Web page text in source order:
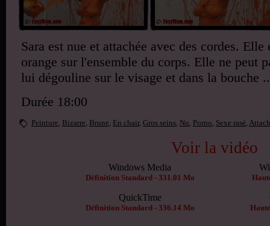
Sara est nue et attachée avec des cordes. Elle
orange sur l'ensemble du corps. Elle ne peut
lui dégouline sur le visage et dans la bouche
Durée 18:00
Peinture Bizarre Brune En chair, Gros seins Nu Porno Sexe rasé
Voir la vidéo
Windows Media
Définition Standard - 331.01 Mo
QuickTime
Définition Standard - 336.14 Mo